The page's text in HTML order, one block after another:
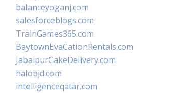
balanceyoganj.com
salesforceblogs.com
TrainGames365.com
BaytownEvaCationRentals.com
JabalpurCakeDelivery.com
halobjd.com
intelligenceqatar.com